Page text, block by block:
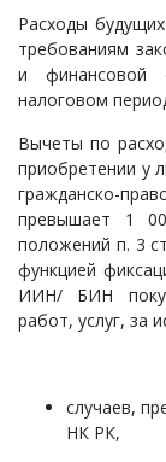
Расходы
требованиям
и финансовой
налоговом
Вычеты по
приобретении у
гражданско-
превышает 1
положений п. 3
функцией
ИИН/ БИН
работ, услуг, за
случаев,
НК РК,